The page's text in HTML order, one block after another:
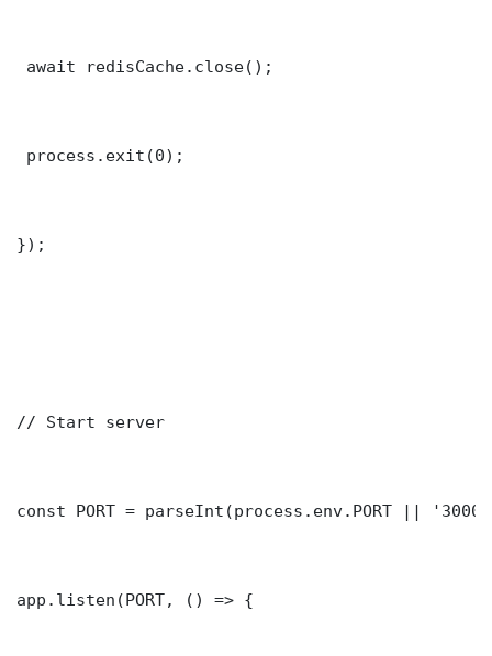
await redisCache.close();
process.exit(0);
});
// Start server
const PORT = parseInt(process.env.PORT ||
app.listen(PORT, () => {